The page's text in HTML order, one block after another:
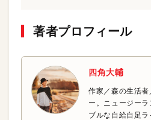
著者プロフィール
四角大輔
作家／森の生活
ー。ニュージー
ブルな自給自足